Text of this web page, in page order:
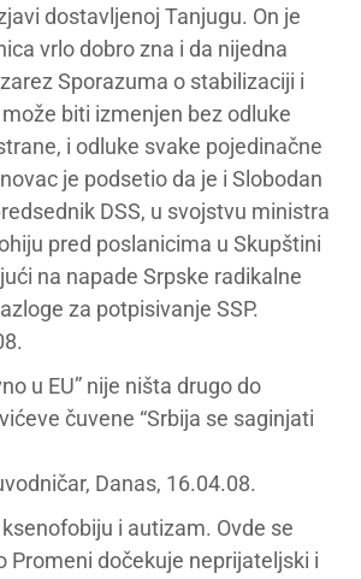
dostavljenoj Tanjugu. On je
vrlo dobro zna i da nijedna
Sporazuma o stabilizaciji i
biti izmenjen bez odluke
i odluke svake pojedinačne
je podsetio da je i Slobodan
DSS, u svojstvu ministra
pred poslanicima u Skupštini
na napade Srpske radikalne
za potpisivanje SSP.
u EU” nije ništa drugo do
čuvene “Srbija se saginjati
Danas, 16.04.08.
i autizam. Ovde se
Promeni dočekuje neprijateljski i